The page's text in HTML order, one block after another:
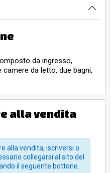
da ingresso,
da letto, due bagni,
159 mq. Occupato
alla vendita
alla vendita, iscriversi o
collegarsi al sito del
il seguente bottone.